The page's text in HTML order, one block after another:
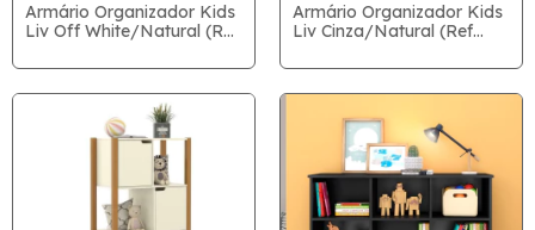
Armário Organizador Kids
Liv Off White/Natural (Ref
Armário Organizador Kids
Liv Cinza/Natural (Ref